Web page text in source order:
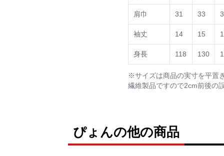
肩巾 31 33
袖丈 14 15
身長 118 130
※サイズは商品の実寸を平置
繊維製品ですので2cm前後の
ぴょんの他の商品